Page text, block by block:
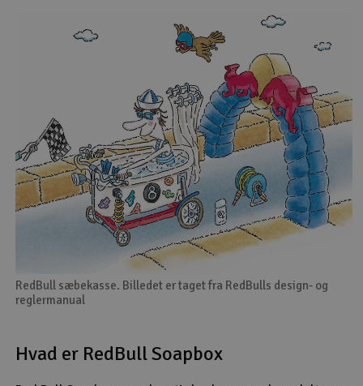
Værktøj, udstyr og tilbehør
RedBull sæbekasse. Billedet er taget fra RedBulls design- og
reglermanual
Hvad er RedBull Soapbox